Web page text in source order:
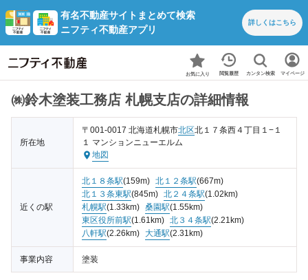
有名不動産サイトまとめて検索
ニフティ不動産アプリ
詳しくはこちら
お気に入り 閲覧履歴 カンタン検索 マイページ
㈱鈴木塗装工務店 札幌支店の詳細情報
所在地
〒001-0017 北海道札幌市北区北１７条西４丁目１−１
１ マンションニューエルム
地図
近くの駅
北１８条駅(159m) 北１２条駅(667m)
北１３条東駅(845m) 北２４条駅(1.02km)
札幌駅(1.33km) 桑園駅(1.55km)
東区役所前駅(1.61km) 北３４条駅(2.21km)
八軒駅(2.26km) 大通駅(2.31km)
事業内容 塗装